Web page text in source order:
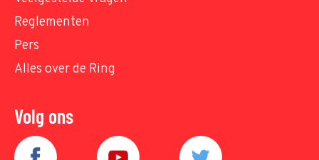
Reglementen
Pers
Alles over de Ring
Volg ons